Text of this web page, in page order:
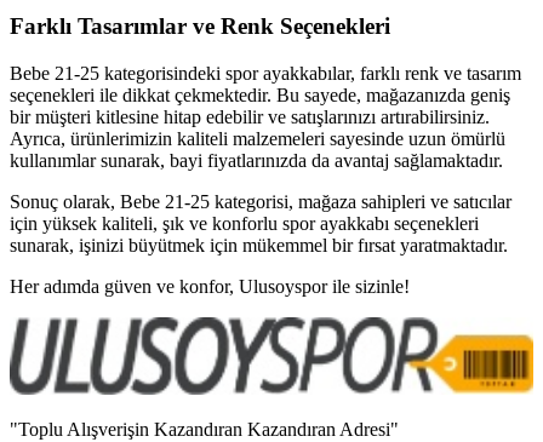
Farklı Tasarımlar ve Renk Seçenekleri
Bebe 21-25 kategorisindeki spor ayakkabılar, farklı renk ve tasarım
seçenekleri ile dikkat çekmektedir. Bu sayede, mağazanızda geniş
bir müşteri kitlesine hitap edebilir ve satışlarınızı artırabilirsiniz.
Ayrıca, ürünlerimizin kaliteli malzemeleri sayesinde uzun ömürlü
kullanımlar sunarak, bayi fiyatlarınızda da avantaj sağlamaktadır.
Sonuç olarak, Bebe 21-25 kategorisi, mağaza sahipleri ve satıcılar
için yüksek kaliteli, şık ve konforlu spor ayakkabı seçenekleri
sunarak, işinizi büyütmek için mükemmel bir fırsat yaratmaktadır.
Her adımda güven ve konfor, Ulusoyspor ile sizinle!
"Toplu Alışverişin Kazandıran Kazandıran Adresi"